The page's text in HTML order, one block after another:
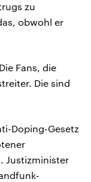
zu
obwohl er
Fans, die
Die sind
Doping-Gesetz
Justizminister